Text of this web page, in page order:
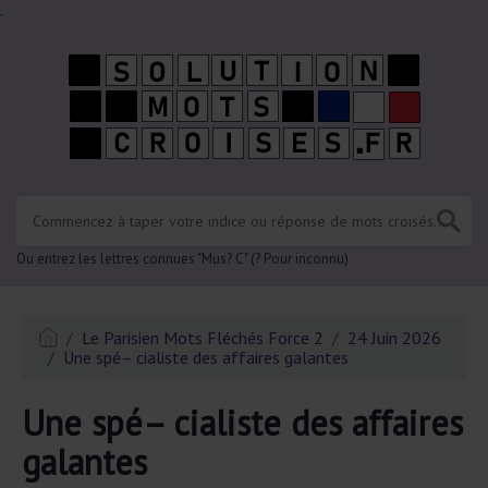
.
Ou entrez les lettres connues "Mus? C" (? Pour inconnu)
Le Parisien Mots Fléchés Force 2
24 Juin 2026
Une spé– cialiste des affaires galantes
Une spé– cialiste des affaires
galantes